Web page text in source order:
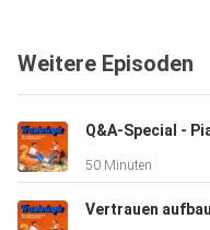
Weitere Episoden
50 Minuten